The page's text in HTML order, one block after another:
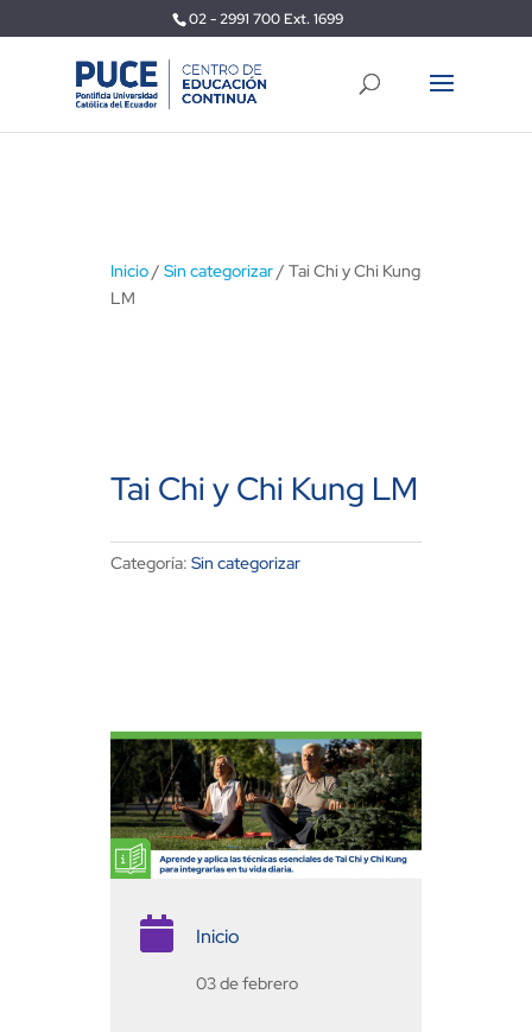
02 - 2991 700 Ext. 1699
Inicio/ Sin categorizar/ Tai Chi y Chi Kung
LM
Tai Chi y Chi Kung LM
Categoría: Sin categorizar
 Inicio
03 de febrero